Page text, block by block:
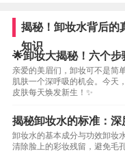
揭秘！卸妆水背后的
知识
🌟卸妆大揭秘！六个
亲爱的美眉们，卸妆可不是简
肌肤一个深呼吸的机会。今天
皮肤每天焕发新生！✨
揭秘卸妆水的标准：
卸妆水的基本成分与功效卸妆
清除脸上的彩妆残留，避免毛